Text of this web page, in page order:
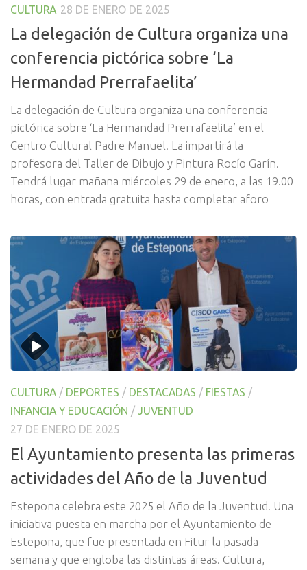
CULTURA 28 DE ENERO DE 2025
La delegación de Cultura organiza una
conferencia pictórica sobre ‘La
Hermandad Prerrafaelita’
La delegación de Cultura organiza una conferencia
pictórica sobre ‘La Hermandad Prerrafaelita’ en el
Centro Cultural Padre Manuel. La impartirá la
profesora del Taller de Dibujo y Pintura Rocío Garín.
Tendrá lugar mañana miércoles 29 de enero, a las 19.00
horas, con entrada gratuita hasta completar aforo
CULTURA / DEPORTES / DESTACADAS / FIESTAS /
INFANCIA Y EDUCACIÓN / JUVENTUD
27 DE ENERO DE 2025
El Ayuntamiento presenta las primeras
actividades del Año de la Juventud
Estepona celebra este 2025 el Año de la Juventud. Una
iniciativa puesta en marcha por el Ayuntamiento de
Estepona, que fue presentada en Fitur la pasada
semana y que engloba las distintas áreas. Cultura,